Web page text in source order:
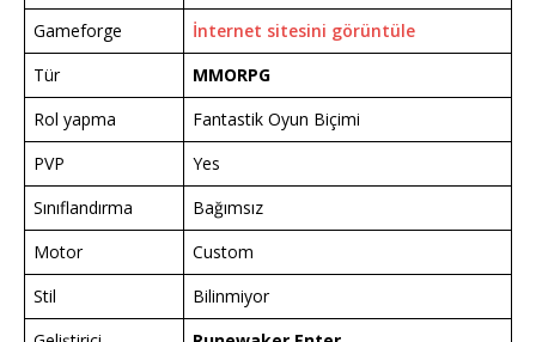
Gameforge
İnternet sitesini görüntüle
Tür
MMORPG
Rol yapma
Fantastik Oyun Biçimi
PVP
Yes
Sınıflandırma
Bağımsız
Motor
Custom
Stil
Bilinmiyor